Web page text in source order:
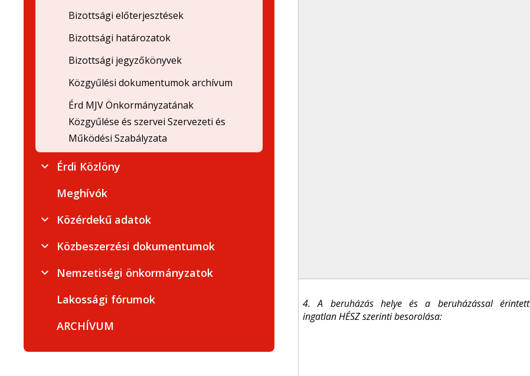
4. A beruházás helye és a beruházással érintett
ingatlan HÉSZ szerinti besorolása:
Bizottsági előterjesztések
Bizottsági határozatok
Bizottsági jegyzőkönyvek
Közgyűlési dokumentumok archívum
Érd MJV Önkormányzatának
Közgyűlése és szervei Szervezeti és
Működési Szabályzata
Érdi Közlöny
Meghívók
Közérdekű adatok
Közbeszerzési dokumentumok
Nemzetiségi önkormányzatok
Lakossági fórumok
ARCHÍVUM